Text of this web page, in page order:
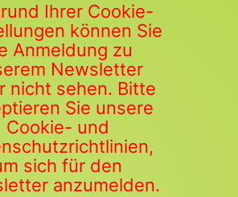
Ihrer Cookie-
können Sie
Anmeldung zu
Newsletter
nicht sehen. Bitte
Sie unsere
Cookie- und
sich für den
anzumelden.